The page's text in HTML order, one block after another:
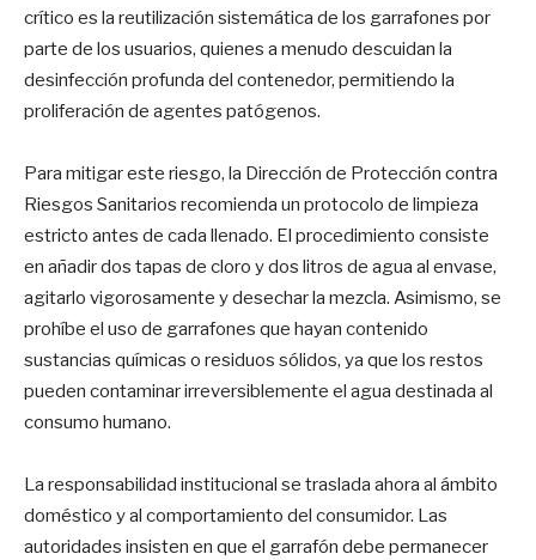
crítico es la reutilización sistemática de los garrafones por
parte de los usuarios, quienes a menudo descuidan la
desinfección profunda del contenedor, permitiendo la
proliferación de agentes patógenos.
Para mitigar este riesgo, la Dirección de Protección contra
Riesgos Sanitarios recomienda un protocolo de limpieza
estricto antes de cada llenado. El procedimiento consiste
en añadir dos tapas de cloro y dos litros de agua al envase,
agitarlo vigorosamente y desechar la mezcla. Asimismo, se
prohíbe el uso de garrafones que hayan contenido
sustancias químicas o residuos sólidos, ya que los restos
pueden contaminar irreversiblemente el agua destinada al
consumo humano.
La responsabilidad institucional se traslada ahora al ámbito
doméstico y al comportamiento del consumidor. Las
autoridades insisten en que el garrafón debe permanecer